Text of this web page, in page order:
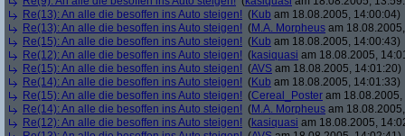
Re(13): An alle die besoffen ins Auto steigen! (Kub am 18.08.2005, 14:00:04)
Re(13): An alle die besoffen ins Auto steigen! (M.A. Morpheus am
Re(15): An alle die besoffen ins Auto steigen! (Kub am 18.08.2005, 14:00:43)
Re(12): An alle die besoffen ins Auto steigen! (kasiquasi am 18.08.2005,
Re(15): An alle die besoffen ins Auto steigen! (AVS am 18.08.2005, 14:01:20)
Re(14): An alle die besoffen ins Auto steigen! (Kub am 18.08.2005, 14:01:33)
Re(15): An alle die besoffen ins Auto steigen! (Cereal_Poster am
Re(14): An alle die besoffen ins Auto steigen! (M.A. Morpheus am
Re(12): An alle die besoffen ins Auto steigen! (kasiquasi am 18.08.2005,